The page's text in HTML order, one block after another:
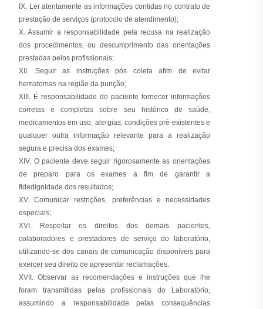
IX. Ler atentamente as informações contidas no contrato de
prestação de serviços (protocolo de atendimento);
X. Assumir a responsabilidade pela recusa na realização
dos procedimentos, ou descumprimento das orientações
prestadas pelos profissionais;
XII. Seguir as instruções pós coleta afim de evitar
hematomas na região da punção;
XIII. É responsabilidade do paciente fornecer informações
corretas e completas sobre seu histórico de saúde,
medicamentos em uso, alergias, condições pré-existentes e
qualquer outra informação relevante para a realização
segura e precisa dos exames;
XIV. O paciente deve seguir rigorosamente as orientações
de preparo para os exames a fim de garantir a
fidedignidade dos resultados;
XV. Comunicar restrições, preferências e necessidades
especiais;
XVI. Respeitar os direitos dos demais pacientes,
colaboradores e prestadores de serviço do laboratório,
utilizando-se dos canais de comunicação disponíveis para
exercer seu direito de apresentar reclamações.
XVII. Observar as recomendações e instruções que lhe
foram transmitidas pelos profissionais do Laboratório,
assumindo a responsabilidade pelas consequências